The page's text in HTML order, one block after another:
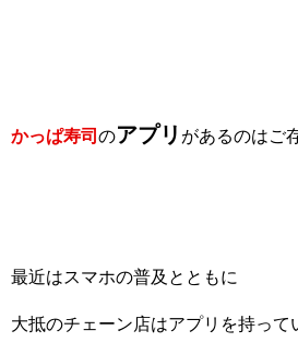
かっぱ寿司 のアプリ があるのはご
最近はスマホの普及とともに
大抵のチェーン店はアプリを持って